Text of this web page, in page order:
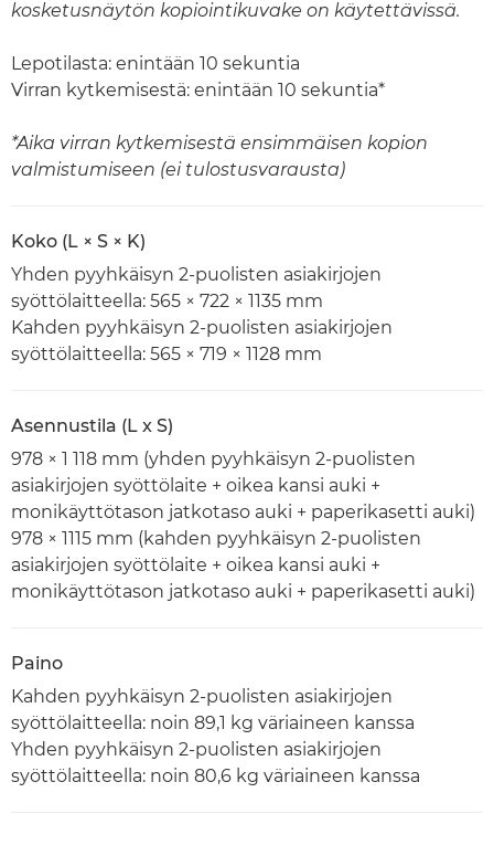
kosketusnäytön kopiointikuvake on käytettävissä.
Lepotilasta: enintään 10 sekuntia
Virran kytkemisestä: enintään 10 sekuntia*
*Aika virran kytkemisestä ensimmäisen kopion
valmistumiseen (ei tulostusvarausta)
Koko (L × S × K)
Yhden pyyhkäisyn 2-puolisten asiakirjojen
syöttölaitteella: 565 × 722 × 1135 mm
Kahden pyyhkäisyn 2-puolisten asiakirjojen
syöttölaitteella: 565 × 719 × 1128 mm
Asennustila (L x S)
978 × 1 118 mm (yhden pyyhkäisyn 2-puolisten
asiakirjojen syöttölaite + oikea kansi auki +
monikäyttötason jatkotaso auki + paperikasetti auki)
978 × 1115 mm (kahden pyyhkäisyn 2-puolisten
asiakirjojen syöttölaite + oikea kansi auki +
monikäyttötason jatkotaso auki + paperikasetti auki)
Paino
Kahden pyyhkäisyn 2-puolisten asiakirjojen
syöttölaitteella: noin 89,1 kg väriaineen kanssa
Yhden pyyhkäisyn 2-puolisten asiakirjojen
syöttölaitteella: noin 80,6 kg väriaineen kanssa